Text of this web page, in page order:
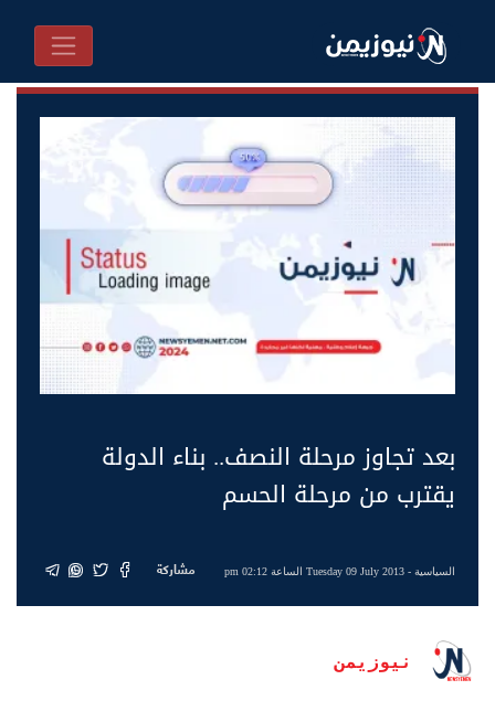
بعد تجاوز مرحلة النصف.. بناء الدولة
يقترب من مرحلة الحسم
السياسية- Tuesday 09 July 2013 الساعة 02:12 pm مشاركة
نيوزيمن